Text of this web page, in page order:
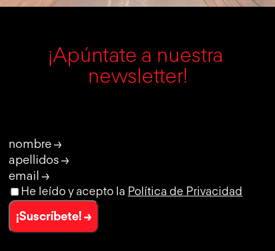
¡Apúntate a nuestra
newsletter!
nombre →
apellidos →
email →
He leído y acepto la Política de Privacidad
¡Suscríbete! →